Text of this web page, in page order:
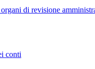
di revisione
conti